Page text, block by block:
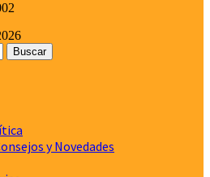
y Novedades